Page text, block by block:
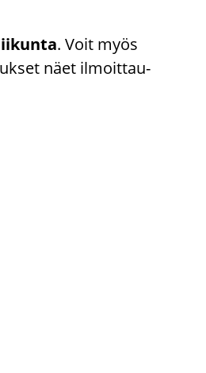
. Voit myös
näet il­moit­tau­